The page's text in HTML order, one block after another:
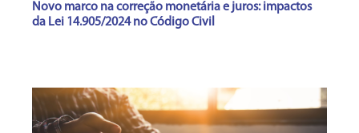
Novo marco na correção monetária e juros: impactos
da Lei 14.905/2024 no Código Civil